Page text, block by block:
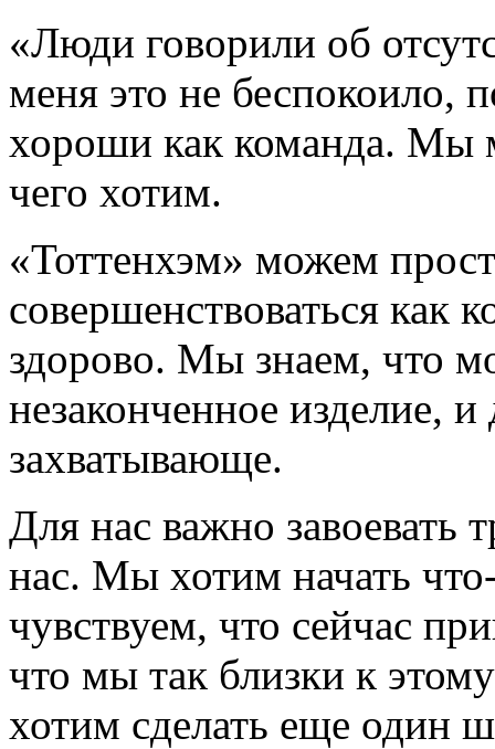
«Люди говорили об
меня это не беспокоило,
хороши как команда. Мы
чего хотим.
«Тоттенхэм» можем
совершенствоваться как
здорово. Мы знаем, что
незаконченное изделие,
захватывающе.
Для нас важно завоевать
нас. Мы хотим начать
чувствуем, что сейчас
что мы так близки к
хотим сделать еще один